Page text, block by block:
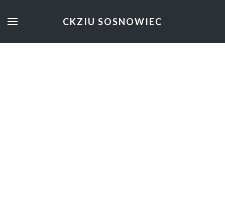
CKZIU SOSNOWIEC